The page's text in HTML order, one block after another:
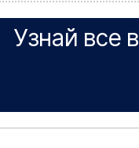
Узнай все в